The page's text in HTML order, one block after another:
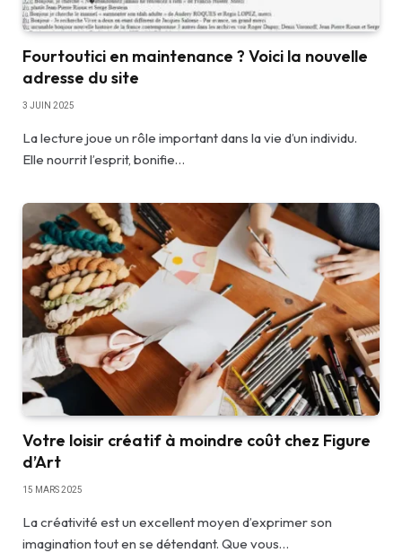
Fourtoutici en maintenance ? Voici la nouvelle
adresse du site
3 JUIN 2025
La lecture joue un rôle important dans la vie d’un individu.
Elle nourrit l’esprit, bonifie…
Votre loisir créatif à moindre coût chez Figure
d’Art
15 MARS 2025
La créativité est un excellent moyen d’exprimer son
imagination tout en se détendant. Que vous…